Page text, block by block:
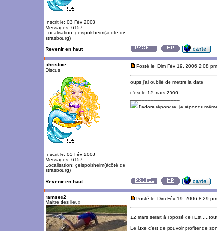
Inscrit le: 03 Fév 2003
Messages: 6157
Localisation: geispolsheim(àcôté de
strasbourg)
Revenir en haut
christine
Discus
Inscrit le: 03 Fév 2003
Messages: 6157
Localisation: geispolsheim(àcôté de
strasbourg)
Posté le: Dim Fév 19, 2006 2:08 pm
oups j'ai oublié de mettre la date
c'est le 12 mars 2006
J'adore répondre. je réponds
Revenir en haut
ramses2
Maitre des lieux
Posté le: Dim Fév 19, 2006 8:29 pm
12 mars serait à l'oposé de
Le luxe c'est de pouvoir profiter de